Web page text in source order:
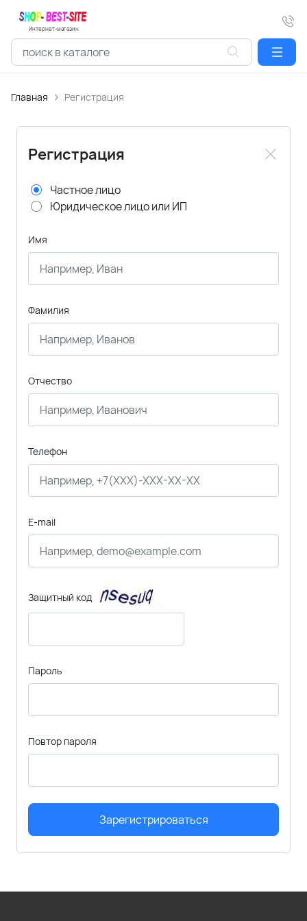
Интернет-магазин
Главная Регистрация
Регистрация
Частное лицо
Юридическое лицо или ИП
Имя
Фамилия
Отчество
Телефон
E-mail
Защитный код
Пароль
Повтор пароля
Зарегистрироваться